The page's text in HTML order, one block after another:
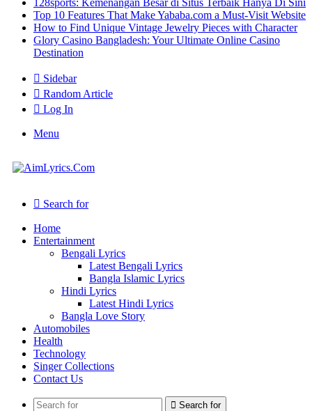
128sports: Kemenangan Besar di Situs Terbaik Hanya Di Sini
Top 10 Features That Make Yababa.com a Must-Visit Website
How to Find Unique Vintage Jewelry Pieces with Character
Glory Casino Bangladesh: Your Ultimate Online Casino
Destination
Sidebar
Random Article
Log In
Menu
Search for
Home
Entertainment
Bengali Lyrics
Latest Bengali Lyrics
Bangla Islamic Lyrics
Hindi Lyrics
Latest Hindi Lyrics
Bangla Love Story
Automobiles
Health
Technology
Singer Collections
Contact Us
Search for